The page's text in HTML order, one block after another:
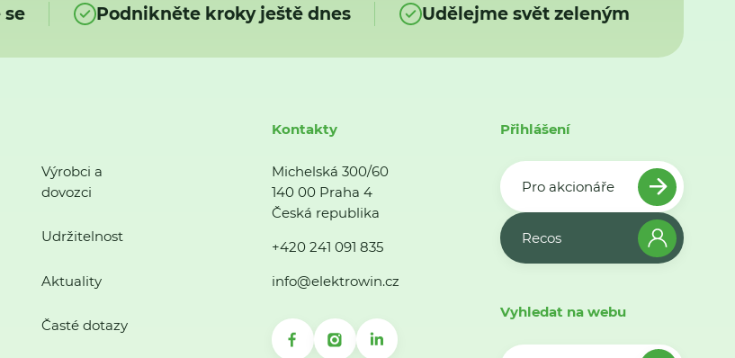
se Podnikněte kroky ještě dnes Udělejme svět zeleným
Výrobci a
dovozci
Udržitelnost
Aktuality
Časté dotazy
Kontakty
Michelská 300/60
140 00 Praha 4
Česká republika
+420 241 091 835
info@elektrowin.cz
Přihlášení
Pro akcionáře
Recos
Vyhledat na webu